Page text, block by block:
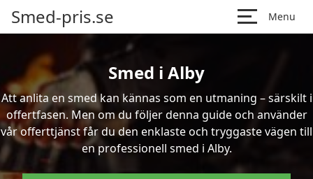
Smed-pris.se Menu
Smed i Alby
Att anlita en smed kan kännas som en utmaning – särskilt i
offertfasen. Men om du följer denna guide och använder
vår offerttjänst får du den enklaste och tryggaste vägen till
en professionell smed i Alby.